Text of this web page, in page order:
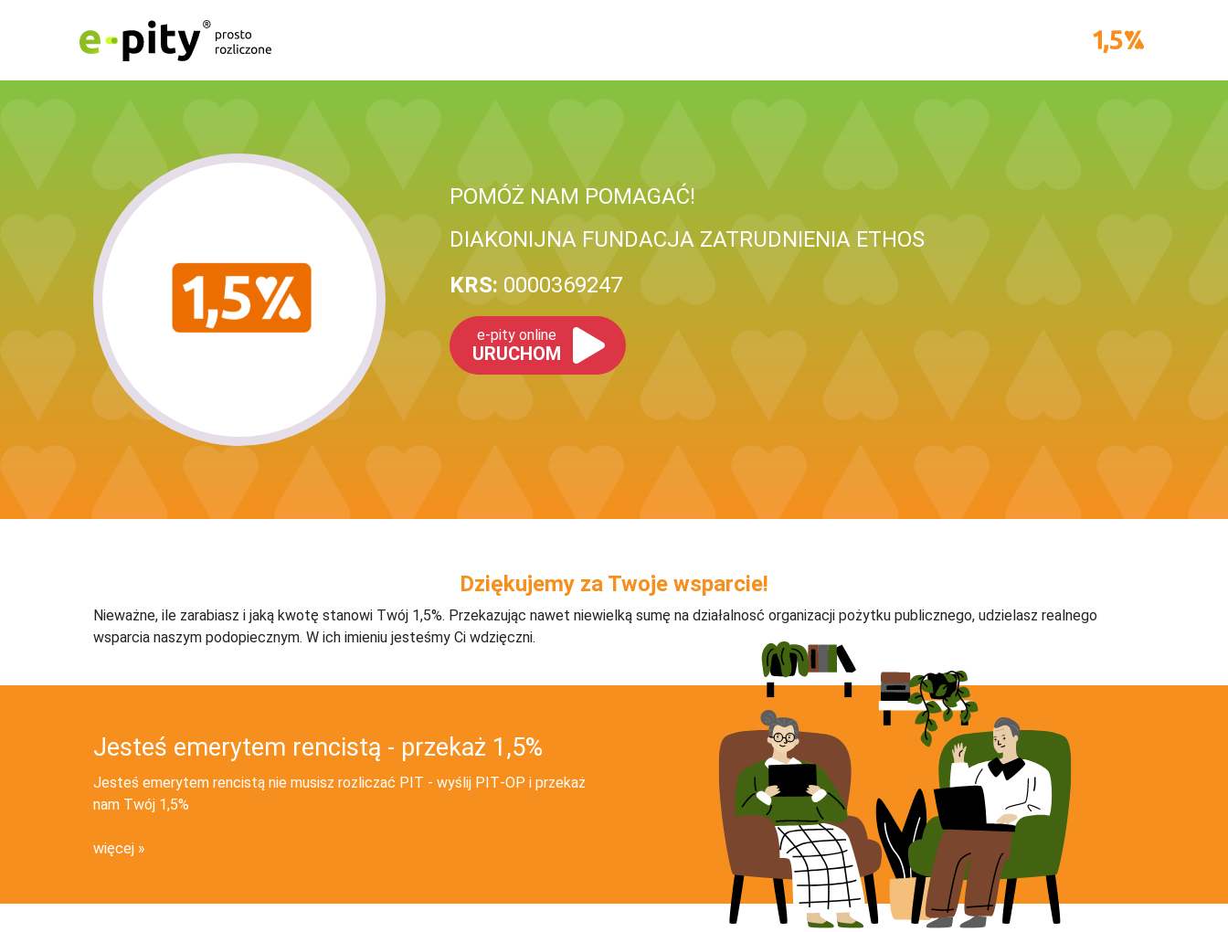
POMÓŻ NAM POMAGAĆ!
DIAKONIJNA FUNDACJA ZATRUDNIENIA ETHOS
KRS: 0000369247
e-pity online
URUCHOM
Dziękujemy za Twoje wsparcie!
Nieważne, ile zarabiasz i jaką kwotę stanowi Twój 1,5%. Przekazując nawet niewielką sumę na działalnosć organizacji pożytku publicznego, udzielasz realnego
wsparcia naszym podopiecznym. W ich imieniu jesteśmy Ci wdzięczni.
Jesteś emerytem rencistą - przekaż 1,5%
Jesteś emerytem rencistą nie musisz rozliczać PIT - wyślij PIT‑OP i przekaż
nam Twój 1,5%
więcej